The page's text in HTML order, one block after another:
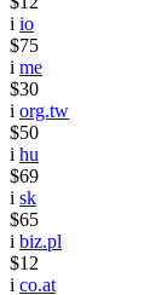
i io
$75
i me
$30
i org.tw
$50
i hu
$69
i sk
$65
i biz.pl
$12
i co.at